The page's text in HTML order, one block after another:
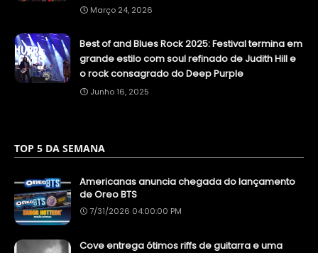
Março 24, 2026
Best of and Blues Rock 2025: Festival termina em
grande estilo com soul refinado de Judith Hill e
o rock consagrado do Deep Purple
Junho 16, 2025
TOP 5 DA SEMANA
Americanas anuncia chegada do lançamento
de Oreo BTS
7/31/2026 04:00:00 PM
Cove entrega ótimos riffs de guitarra e uma